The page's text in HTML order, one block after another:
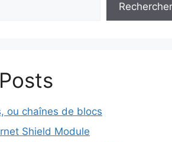
Rechercher
ou chaînes de blocs
Shield Module